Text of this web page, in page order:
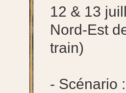
12 & 13
Nord-Est
train)
- Scénario